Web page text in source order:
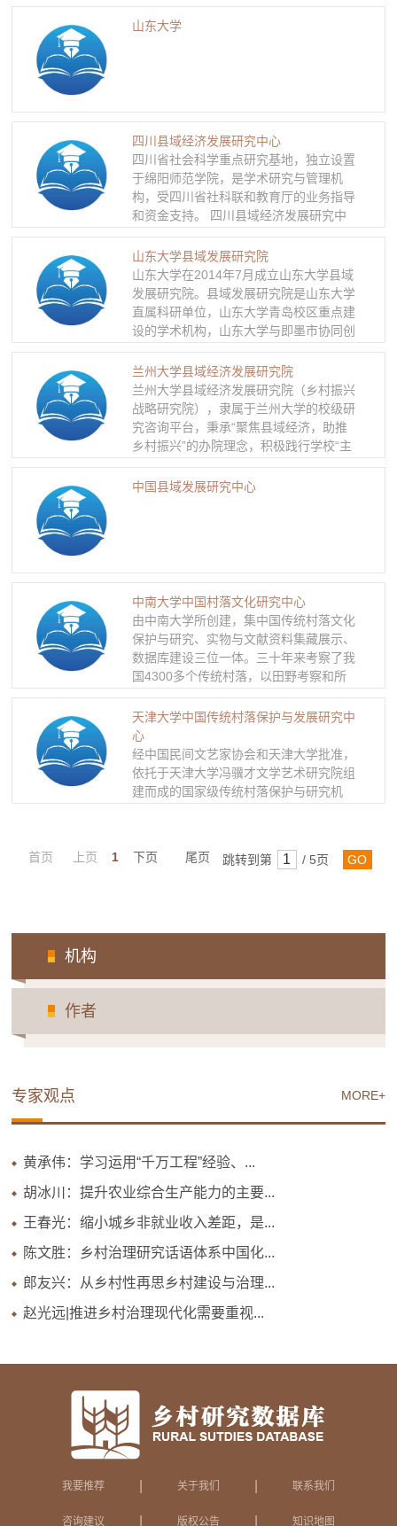
年鉴》、《人口与计划生育》、《人口文
成了国际合作交流的平台优势。
山东大学
四川县域经济发展研究中心
四川省社会科学重点研究基地，独立设置
于绵阳师范学院，是学术研究与管理机
构，受四川省社科联和教育厅的业务指导
和资金支持。 四川县域经济发展研究中
心以“学术研究、服务地方和培养人才”为
主要任务，主要围绕“县域经济发展战略
与规划”、“县域竞争力评价”、“县域特色
资源开发与利用”等三个方向展开学术研
究与咨询服务。
山东大学县域发展研究院
山东大学在2014年7月成立山东大学县域
发展研究院。县域发展研究院是山东大学
直属科研单位，山东大学青岛校区重点建
设的学术机构，山东大学与即墨市协同创
新共建的科研平台。研究院秉承“扎根县
域、科学研究、精准服务”的办院理念，
院长由国家“万人计划”专家、中央组织部
联系专家、享受国务院政府特殊津贴专家
黄凯南教授担任。 1.作为高端智库，为中
央和地方政府就有关县域发展的重要问题
提供政策建议和咨询。 2.找准真问题，开
展高水平的科学研究，承担县域政策研究
技成果产业化，为县域经济、社会及企业
兰州大学县域经济发展研究院
兰州大学县域经济发展研究院（乡村振兴
战略研究院），隶属于兰州大学的校级研
究咨询平台，秉承“聚焦县域经济，助推
乡村振兴”的办院理念，积极践行学校“主
动接受地方党委领导，主动服务地方经济
社会发展，主动融入国家战略和以贡献求
服务县域经济开放发展的“引智场”，服务
县域经济共享发展的“动力源”。 到2020
年，基本建成具有决策影响力、社会信
任、国内知名的学术交流平台；到2025
年，成为我国新型智库体系的重要组成部
分。
中国县域发展研究中心
中南大学中国村落文化研究中心
由中南大学所创建，集中国传统村落文化
保护与研究、实物与文献资料集藏展示、
数据库建设三位一体。三十年来考察了我
国4300多个传统村落，以田野考察和所
获第一手资料与数据为基础，以中国传统
村落的资源环境、建筑营造与保护利用、
生产生活与经济模式、文化教育与道德教
化、宗法礼制与村落治理、民族民俗与宗
教信仰、氏族文献与新见民族史料、文化
传统和精神世界等物质与非物质文化为研
究内容，集合人类学、民族学、民俗学、
村落的生产生活、文化教育、宗法礼制、
2000多卷。
天津大学中国传统村落保护与发展研究中
心
经中国民间文艺家协会和天津大学批准，
依托于天津大学冯骥才文学艺术研究院组
建而成的国家级传统村落保护与研究机
确定理论研究课题与应用研究课题，按照
具体内容，分短期项目和长期项目。 中
促进国内外学术交流。 成果推广：创办
落保护工作者提供信息交流平台。 知识
识与理论。在“传统村落”较集中地区举办
首页 上页 1 下页 尾页 跳转到第 / 5页 GO
机构
作者
MORE+
专家观点
黄承伟：学习运用“千万工程”经验、...
胡冰川：提升农业综合生产能力的主要...
王春光：缩小城乡非就业收入差距，是...
陈文胜：乡村治理研究话语体系中国化...
郎友兴：从乡村性再思乡村建设与治理...
赵光远|推进乡村治理现代化需要重视...
我要推荐 关于我们 联系我们
咨询建议 版权公告 知识地图